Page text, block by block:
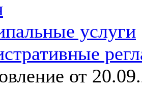
услуги
от